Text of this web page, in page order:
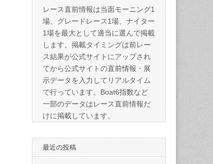
レース直前情報は当面モーニング1
場、グレードレース1場、ナイター
1場を最大として適当に選んで掲載
します。掲載タイミングは前レー
ス結果が公式サイトにアップされ
てから公式サイトの直前情報・展
示データを入力してリアルタイム
で行っています。Boat6指数など
一部のデータはレース直前情報だ
けに掲載しています。
最近の投稿